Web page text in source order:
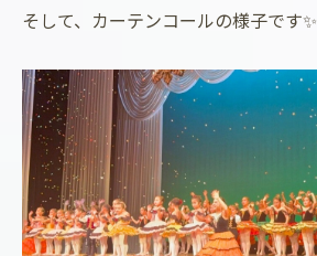
そして、カーテンコールの様子です✨